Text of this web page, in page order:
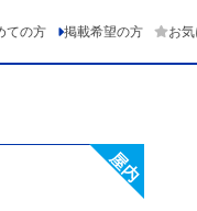
ての方 掲載希望の方 お気